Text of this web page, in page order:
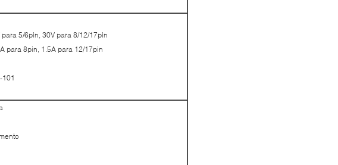
5/6pin, 30V para 8/12/17pin
para 8pin, 1.5A para 12/17pin
101